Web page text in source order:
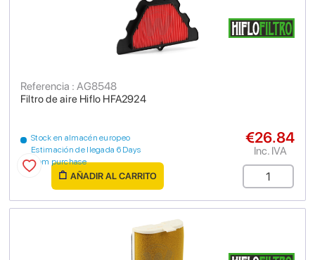
Filtro de aire Hiflo HFA2924
Referencia : AG8548
Stock en almacén europeo
Estimación de llegada 6 Days
from purchase
€26.84
Inc. IVA
AÑADIR AL CARRITO